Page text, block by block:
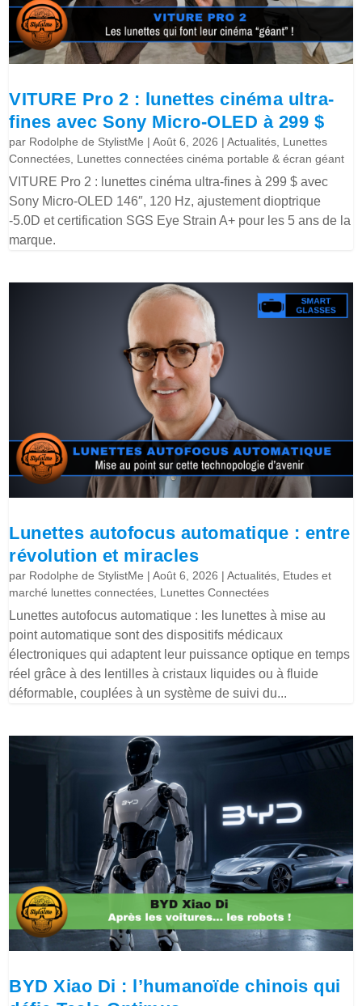
VITURE Pro 2 : lunettes cinéma ultra-
fines avec Sony Micro-OLED à 299 $
par Rodolphe de StylistMe |Août 6, 2026 |Actualités Lunettes
Connectées Lunettes connectées cinéma portable & écran géant
VITURE Pro 2 : lunettes cinéma ultra-fines à 299 $ avec
Sony Micro-OLED 146″, 120 Hz, ajustement dioptrique
-5.0D et certification SGS Eye Strain A+ pour les 5 ans de la
marque.
Lunettes autofocus automatique : entre
révolution et miracles
par Rodolphe de StylistMe |Août 6, 2026 |Actualités Etudes et
marché lunettes connectées Lunettes Connectées
Lunettes autofocus automatique : les lunettes à mise au
point automatique sont des dispositifs médicaux
électroniques qui adaptent leur puissance optique en temps
réel grâce à des lentilles à cristaux liquides ou à fluide
déformable, couplées à un système de suivi du...
BYD Xiao Di : l’humanoïde chinois qui